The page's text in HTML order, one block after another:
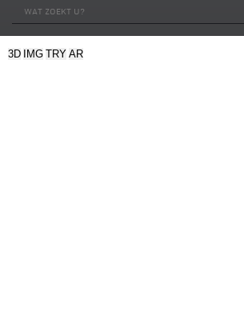
3D IMG TRY AR